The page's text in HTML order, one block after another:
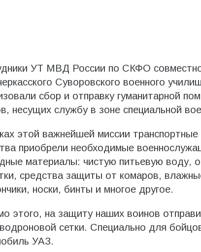
УТ МВД России по СКФО совместно
Суворовского военного
сбор и отправку гуманитарной
несущих службу в зоне специальной
этой важнейшей миссии транспортные
приобрели необходимые
материалы: чистую питьевую воду,
средства защиты от комаров,
носки, бинты и многое другое.
этого, на защиту наших воинов
сетки. Специально для
УАЗ.